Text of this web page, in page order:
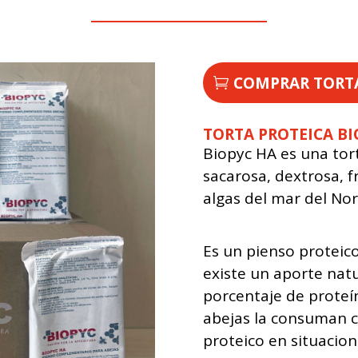
COMPRAR
TORTA PROTEICA
Biopyc HA es una
sacarosa, dextrosa,
algas del mar del
Es un pienso
existe un aporte
porcentaje de
abejas la consuman
proteico en